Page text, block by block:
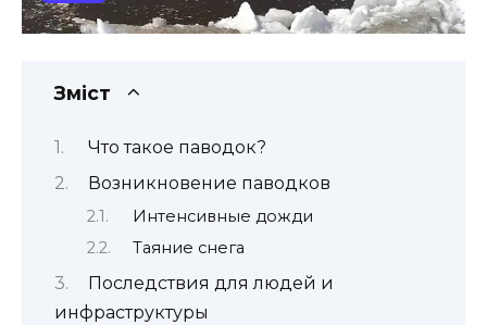
Зміст
Что такое паводок?
Возникновение паводков
Интенсивные дожди
Таяние снега
Последствия для людей и
инфраструктуры